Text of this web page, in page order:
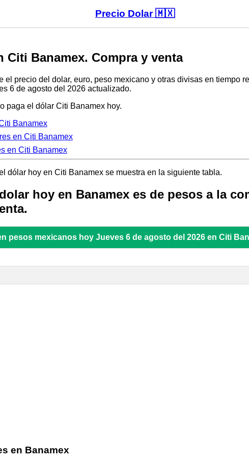
Precio Dolar 🇲🇽
Citi Banamex. Compra y venta
el precio del dolar, euro, peso mexicano y otras divisas en tiempo
6 de agosto del 2026 actualizado.
paga el dólar Citi Banamex hoy.
Banamex
en Citi Banamex
en Citi Banamex
dólar hoy en Citi Banamex se muestra en la siguiente tabla.
hoy en Banamex es de pesos a la
pesos mexicanos hoy Jueves 6 de agosto del 2026 en Citi
en Banamex